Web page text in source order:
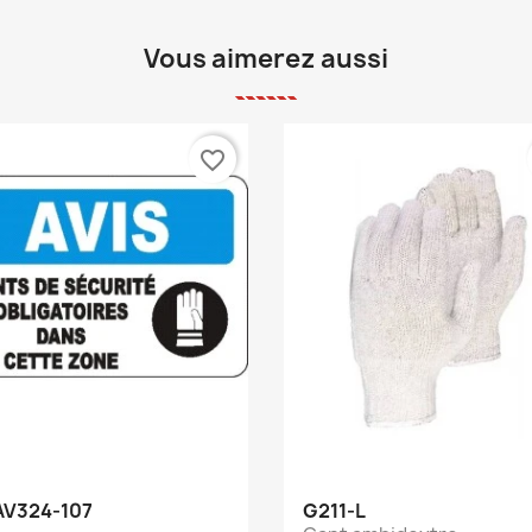
Vous aimerez aussi
Aperçu rapide
107
favorite_border

G211-L